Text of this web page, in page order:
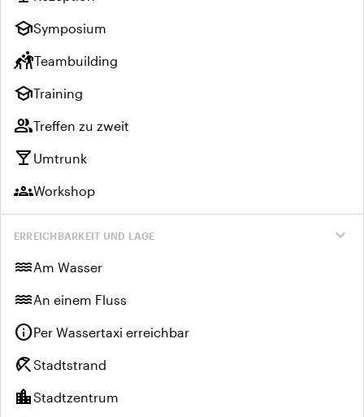
schoolSymposium
sports_kabaddiTeambuilding
schoolTraining
groupTreffen zu zweit
local_bar Umtrunk
groupsWorkshop
expand_more
ERREICHBARKEIT UND LAGE
waterAm Wasser
waterAn einem Fluss
infoPer Wassertaxi erreichbar
beach_accessStadtstrand
location_cityStadtzentrum